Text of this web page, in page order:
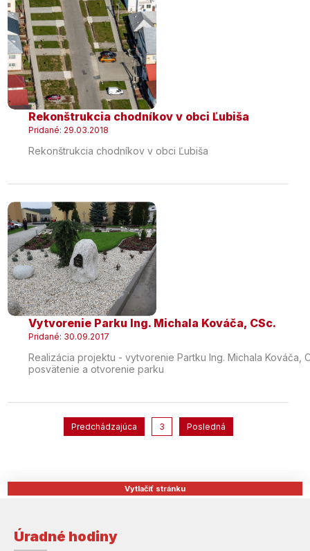
Rekonštrukcia chodníkov v obci Ľubiša
Pridané: 29.03.2018
Rekonštrukcia chodníkov v obci Ľubiša
Vytvorenie Parku Ing. Michala Kováča, CSc.
Pridané: 30.09.2017
Realizácia projektu - vytvorenie Partku Ing. Michala Kováča,
posvätenie a otvorenie parku
Predchádzajúca 3 Posledná
Vytlačiť stránku
Úradné hodiny